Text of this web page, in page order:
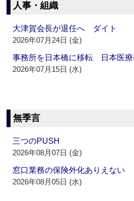
人事・組織
大津賀会長が退任へ ダイト
2026年07月24日 (金)
事務所を日本橋に移転 日本医療
2026年07月15日 (水)
無季言
三つのPUSH
2026年08月07日 (金)
窓口業務の保険外化ありえない
2026年08月05日 (水)